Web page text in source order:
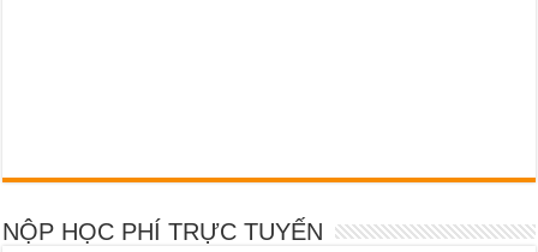
NỘP HỌC PHÍ TRỰC TUYẾN